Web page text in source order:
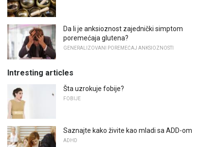
Da li je anksioznost zajednički simptom
poremećaja glutena?
GENERALIZOVANI POREMEĆAJ ANKSIOZNOSTI
Intresting articles
Šta uzrokuje fobije?
FOBIJE
Saznajte kako živite kao mladi sa ADD-om
ADHD